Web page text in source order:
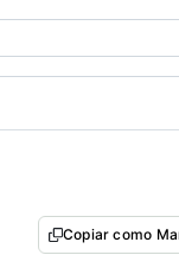
Copiar como